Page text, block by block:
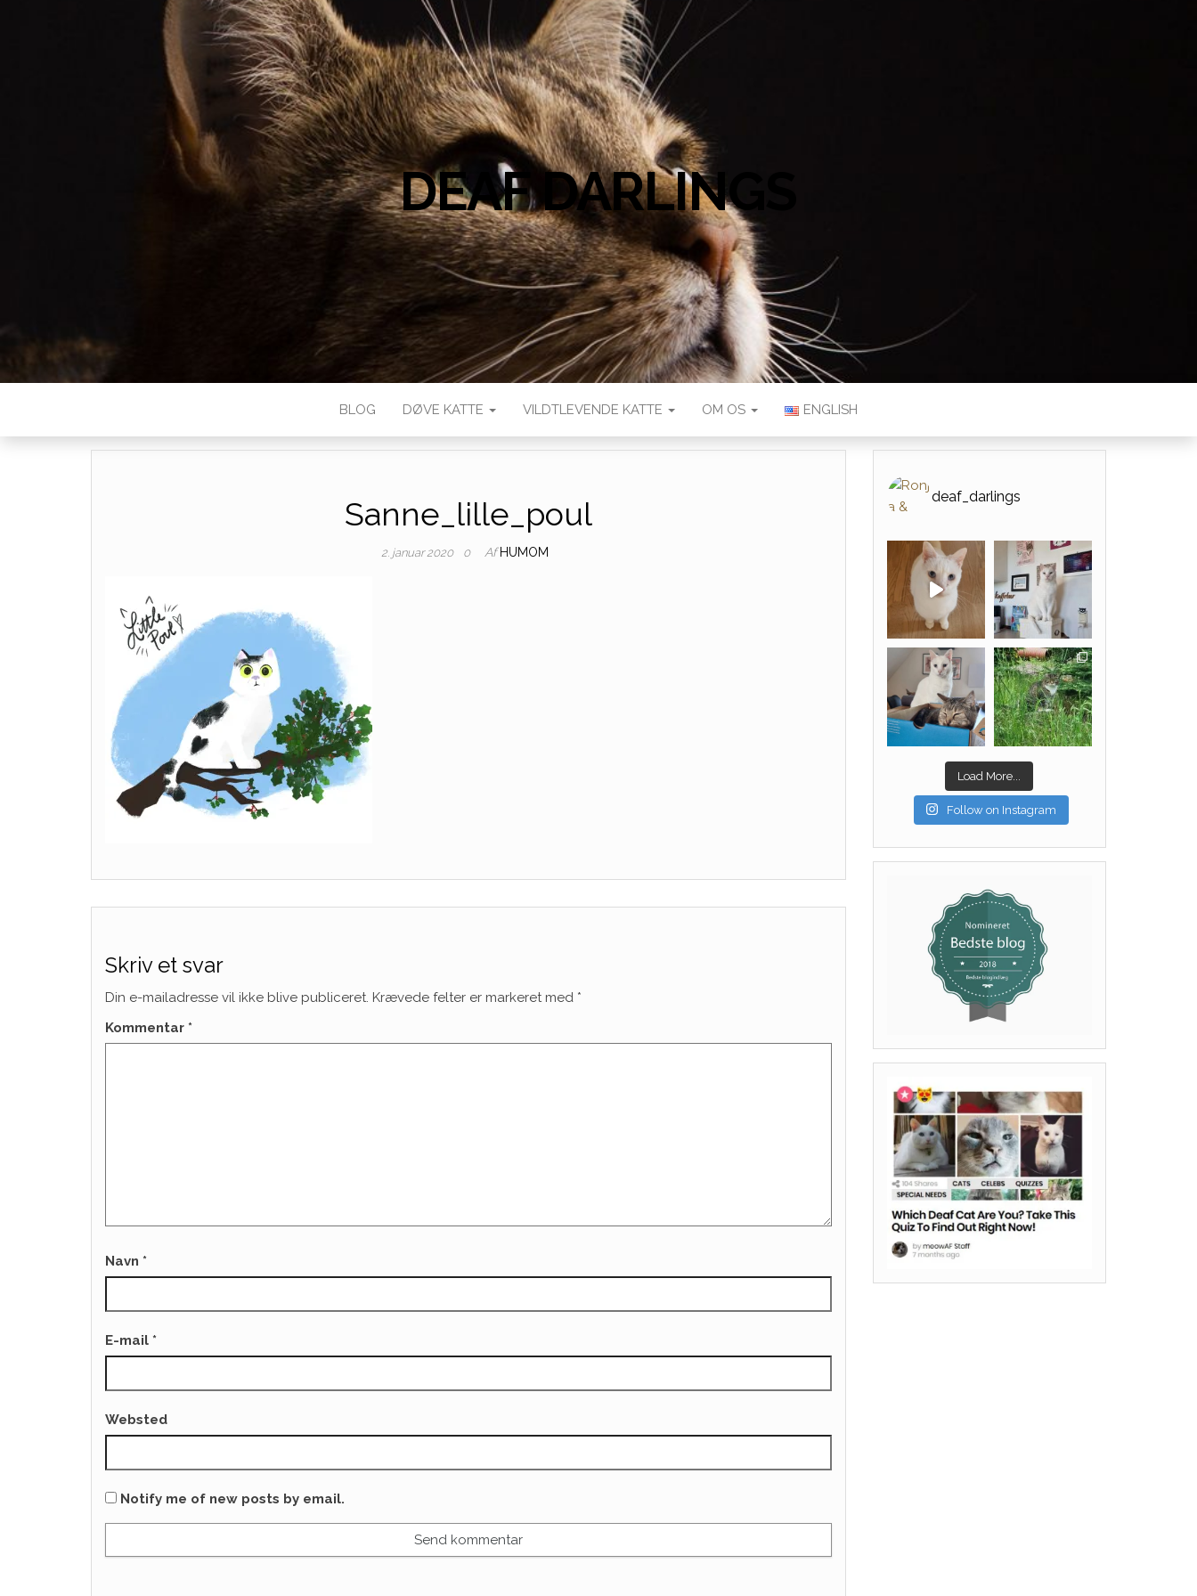
DEAF DARLINGS
BLOG DØVE KATTE VILDTLEVENDE KATTE OM OS ENGLISH
Sanne_lille_poul
2. januar 2020 0 Af HUMOM
Skriv et svar
Din e-mailadresse vil ikke blive publiceret. Krævede felter er markeret med *
Kommentar *
Navn *
E-mail *
Websted
Notify me of new posts by email.
deaf_darlings
Load More...
Follow on Instagram